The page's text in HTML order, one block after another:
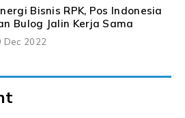
Bisnis RPK, Pos Indonesia
Bulog Jalin Kerja Sama
Dec 2022